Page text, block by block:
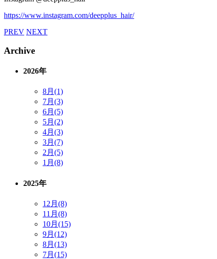
https://www.instagram.com/deepplus_hair/
PREV NEXT
Archive
2026年
8月(1)
7月(3)
6月(5)
5月(2)
4月(3)
3月(7)
2月(5)
1月(8)
2025年
12月(8)
11月(8)
10月(15)
9月(12)
8月(13)
7月(15)